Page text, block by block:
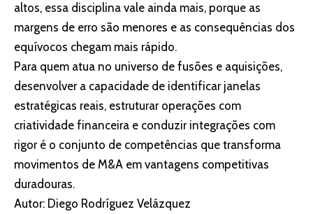
altos, essa disciplina vale ainda mais, porque as
margens de erro são menores e as consequências dos
equívocos chegam mais rápido.
Para quem atua no universo de fusões e aquisições,
desenvolver a capacidade de identificar janelas
estratégicas reais, estruturar operações com
criatividade financeira e conduzir integrações com
rigor é o conjunto de competências que transforma
movimentos de M&A em vantagens competitivas
duradouras.
Autor: Diego Rodríguez Velázquez